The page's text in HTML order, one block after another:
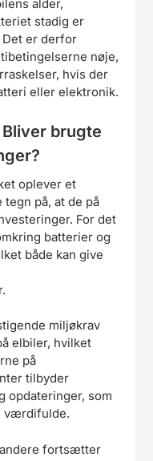
alder,
stadig er
er derfor
nøje,
hvis der
eller elektronik.
brugte
oplever et
på, at de på
For det
batterier og
både kan give
miljøkrav
elbiler, hvilket
på
tilbyder
opdateringer, som
værdifulde.
fortsætter